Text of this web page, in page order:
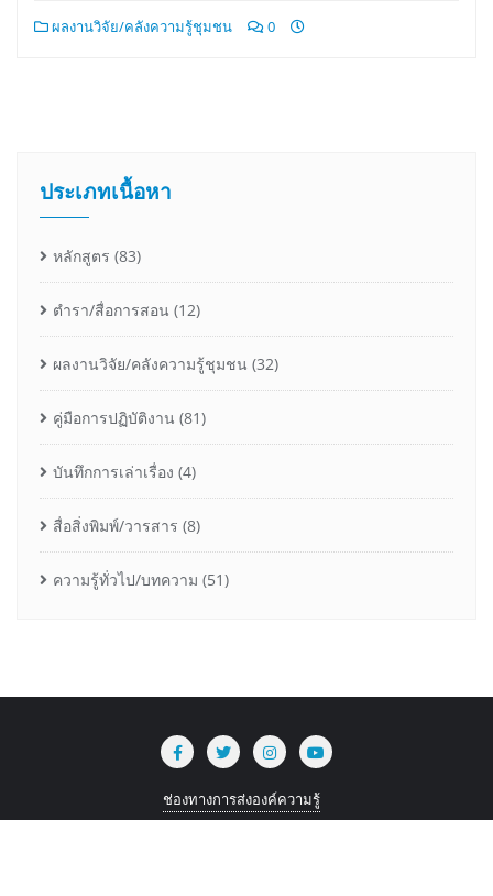
ผลงานวิจัย/คลังความรู้ชุมชน 0
ประเภทเนื้อหา
หลักสูตร (83)
ตำรา/สื่อการสอน (12)
ผลงานวิจัย/คลังความรู้ชุมชน (32)
คู่มือการปฏิบัติงาน (81)
บันทึกการเล่าเรื่อง (4)
สื่อสิ่งพิมพ์/วารสาร (8)
ความรู้ทั่วไป/บทความ (51)
ช่องทางการส่งองค์ความรู้